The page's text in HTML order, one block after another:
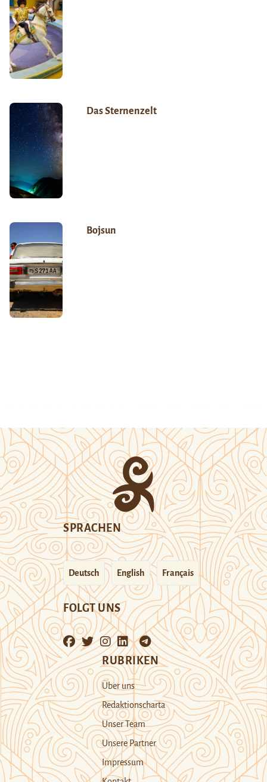
Das Sternenzelt
Bojsun
SPRACHEN
Deutsch English Français
FOLGT UNS
RUBRIKEN
Über uns
Redaktionscharta
Unser Team
Unsere Partner
Impressum